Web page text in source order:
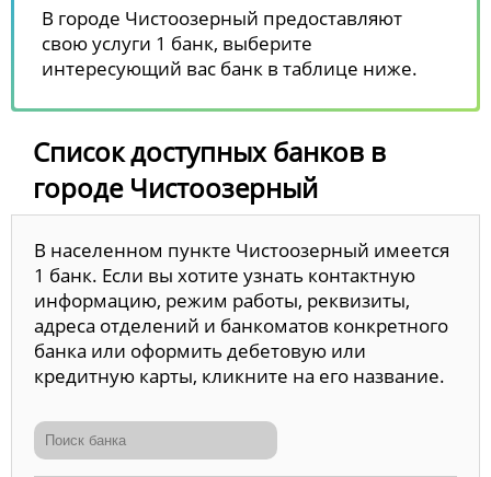
В городе Чистоозерный предоставляют
свою услуги 1 банк, выберите
интересующий вас банк в таблице ниже.
Список доступных банков в
городе Чистоозерный
В населенном пункте Чистоозерный имеется
1 банк. Если вы хотите узнать контактную
информацию, режим работы, реквизиты,
адреса отделений и банкоматов конкретного
банка или оформить дебетовую или
кредитную карты, кликните на его название.